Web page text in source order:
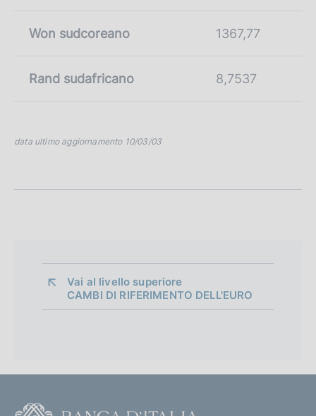
Won sudcoreano 1367,77
Rand sudafricano 8,7537
data ultimo aggiornamento 10/03/03
Vai al livello superiore
CAMBI DI RIFERIMENTO DELL'EURO